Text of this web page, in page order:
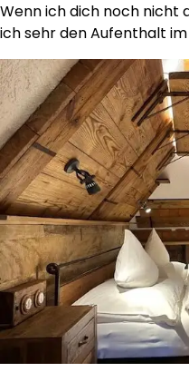
Wenn ich dich noch
ich sehr den Aufenthalt im